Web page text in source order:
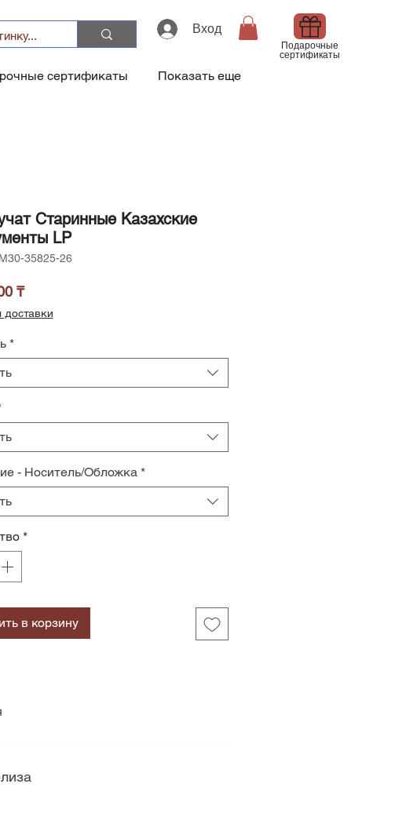
Вход
Подарочные
сертификаты
сертификаты Показать еще
Старинные Казахские
LP
35825-26
₸Цена
доставки
*
- Носитель/Обложка *
*
в корзину